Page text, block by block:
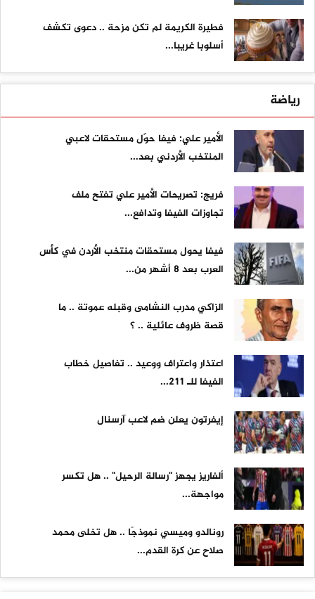
فطيرة الكريمة لم تكن مزحة .. دعوى تكشف
أسلوبا غريبا...
رياضة
الأمير علي: فيفا حوّل مستحقات لاعبي
المنتخب الأردني بعد...
فريج: تصريحات الأمير علي تفتح ملف
تجاوزات الفيفا وتدافع...
فيفا يحول مستحقات منتخب الأردن في كأس
العرب بعد 8 أشهر من...
الزاكي مدرب النشامى وقبله عموتة .. ما
قصة ظروف عائلية .. ؟
اعتذار واعتراف ووعيد .. تفاصيل خطاب
الفيفا للـ 211...
إيفرتون يعلن ضم لاعب آرسنال
ألفاريز يجهز "رسالة الرحيل" .. هل تكسر
مواجهة...
رونالدو وميسي نموذجًا .. هل تخلى محمد
صلاح عن كرة القدم...